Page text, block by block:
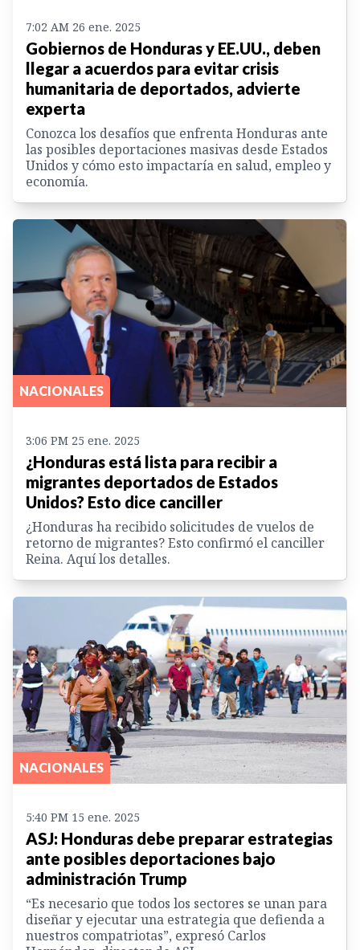
7:02 AM 26 ene. 2025
Gobiernos de Honduras y EE.UU., deben
llegar a acuerdos para evitar crisis
humanitaria de deportados, advierte
experta
Conozca los desafíos que enfrenta Honduras ante
las posibles deportaciones masivas desde Estados
Unidos y cómo esto impactaría en salud, empleo y
economía.
NACIONALES
3:06 PM 25 ene. 2025
¿Honduras está lista para recibir a
migrantes deportados de Estados
Unidos? Esto dice canciller
¿Honduras ha recibido solicitudes de vuelos de
retorno de migrantes? Esto confirmó el canciller
Reina. Aquí los detalles.
NACIONALES
5:40 PM 15 ene. 2025
ASJ: Honduras debe preparar estrategias
ante posibles deportaciones bajo
administración Trump
“Es necesario que todos los sectores se unan para
diseñar y ejecutar una estrategia que defienda a
nuestros compatriotas”, expresó Carlos